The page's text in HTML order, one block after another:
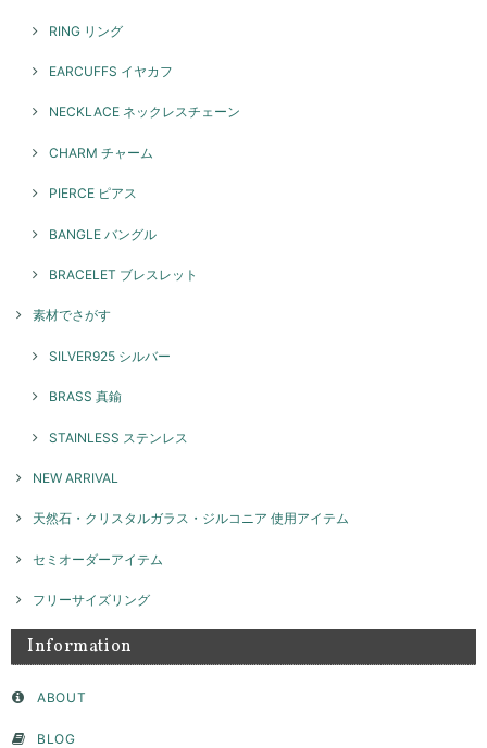
とてもかわいいです！ 重ね付けにまた他のリングも揃えていきたいで
ざいました。 お気に召して頂き大変嬉しく思います。たく
で楽しんでいただけるリングですのでぜひ、また機会がご
ざいましたらよろしくお願いいたします。
本日お品物受け取りました 思っていた通りの素敵なアクセサリーでし
ざいました。 お気に召して頂き大変嬉しく思います！たく
たらよろしくお願いいたします。
ネックレスチャーム ナンバー / silver NP026
RING リング
EARCUFFS イヤカフ
NECKLACE ネックレスチェーン
CHARM チャーム
PIERCE ピアス
BANGLE バングル
BRACELET ブレスレット
素材でさがす
SILVER925 シルバー
BRASS 真鍮
STAINLESS ステンレス
NEW ARRIVAL
天然石・クリスタルガラス・ジルコニア 使用アイテム
セミオーダーアイテム
フリーサイズリング
Information
ABOUT
BLOG